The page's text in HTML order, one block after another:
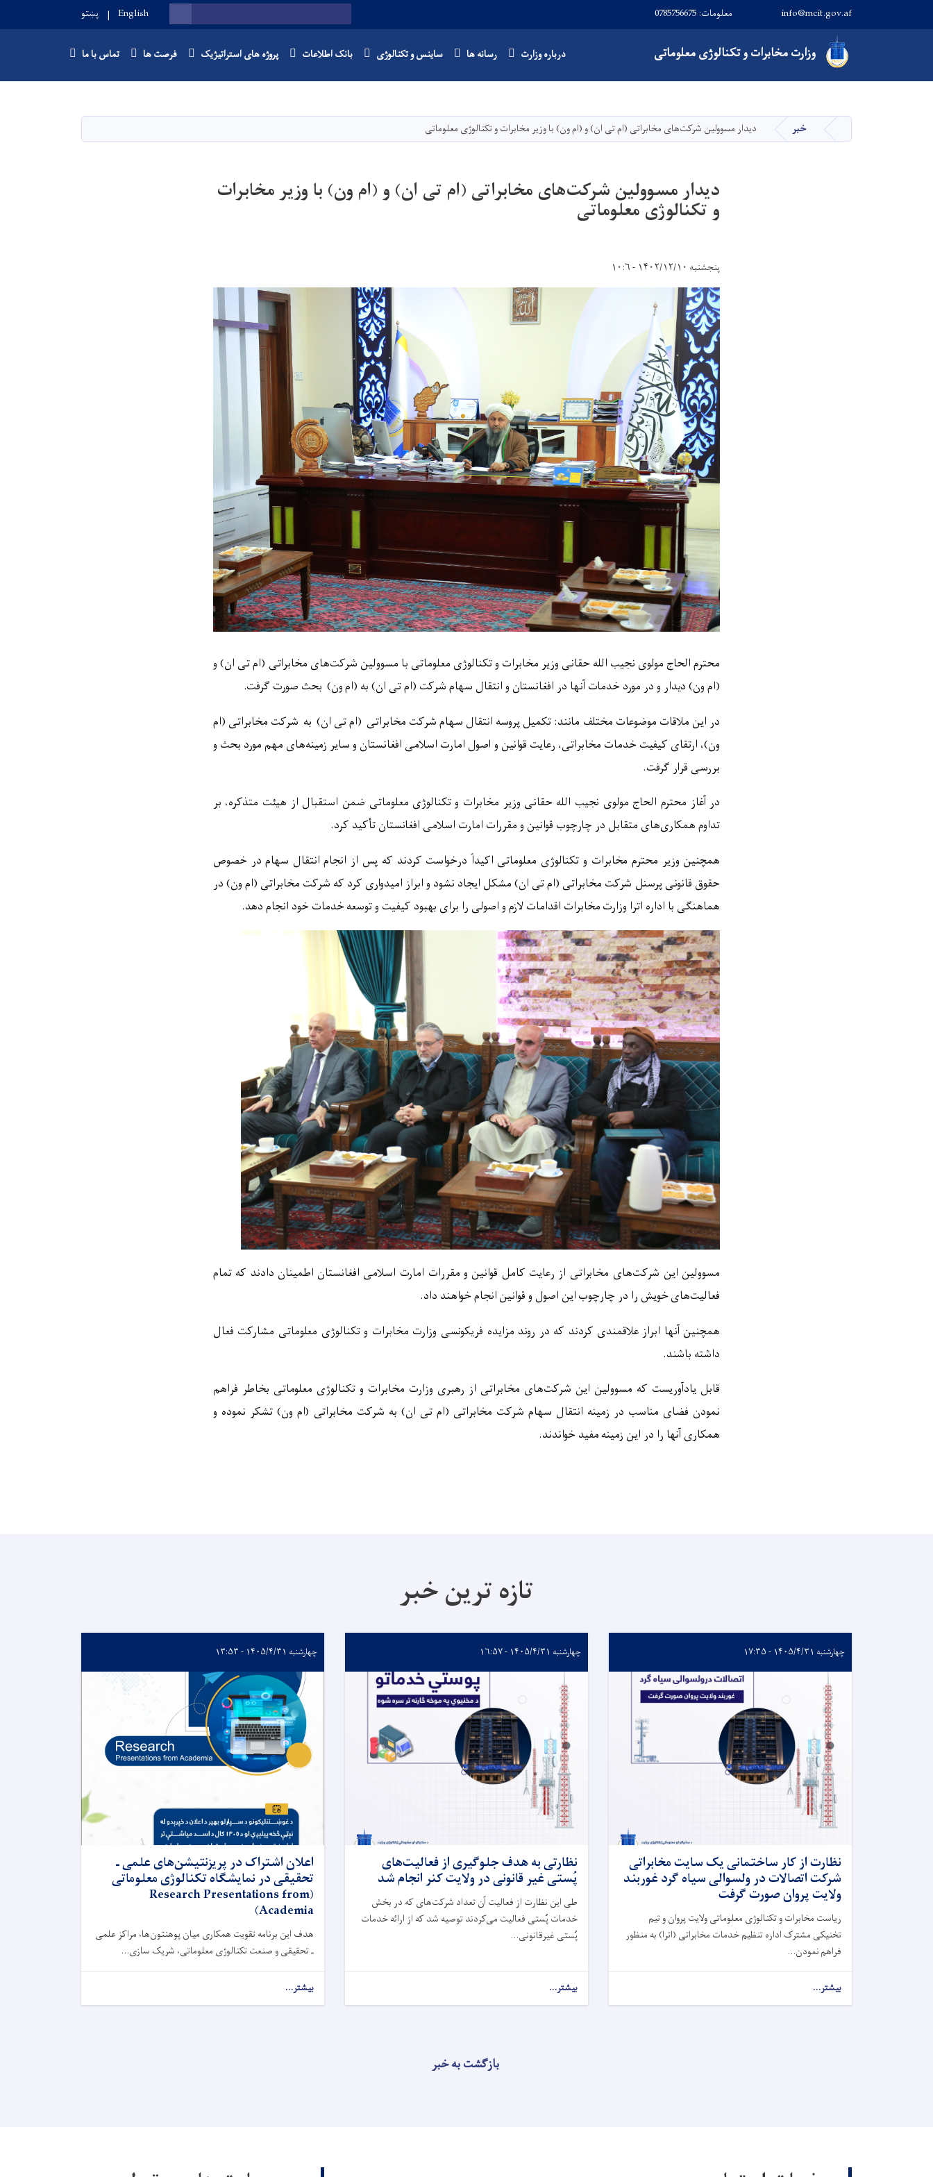
main
content
info@mcit.gov.af معلومات: 0785756675
SEARCH
English پښتو
وزارتمخابرات و تکنالوژی معلوماتیMain navigation درباره وزارت رسانه ها ساینس و تکنالوژی بانک اطلاعات پروژه های استراتیژیک فرصت ها تماس با ما
صفحه اصلی
خبر دیدار مسوولین شرکت‌های مخابراتی (ام تی ان) و (ام ون) با وزیر مخابرات و تکنالوژی معلوماتی
دیدار مسوولین شرکت‌های مخابراتی (ام تی ان) و (ام ون) با وزیر مخابرات
و تکنالوژی معلوماتی
پنجشنبه ۱۴۰۲/۱۲/۱۰ - ۱۰:۶
محترم الحاج مولوی نجیب الله حقانی وزیر مخابرات و تکنالوژی معلوماتی با مسوولین شرکتهای مخابراتی (ام تی ان)و
(ام ون)دیدار و در مورد خدمات آنها در افغانستان و انتقال سهام شرکت (ام تی ان)به (ام ون) بحث صورت گرفت.
در این ملاقات موضوعات مختلف مانند: تکمیل پروسه انتقال سهام شرکت مخابراتی (ام تی ان)به شرکت مخابراتی (ام
ون)، ارتقای کیفیت خدمات مخابراتی، رعایت قوانین و اصول امارت اسلامی افغانستان و سایر زمینههای مهم مورد بحث و
بررسی قرار گرفت.
در آغاز محترم الحاج مولوی نجیب الله حقانی وزیر مخابرات و تکنالوژی معلوماتی ضمن استقبال از هیئت متذکره، بر
تداوم همکاریهای متقابل در چارچوب قوانین و مقررات امارت اسلامی افغانستانتأکید کرد.
همچنین وزیر محترم مخابرات و تکنالوژی معلوماتی اکیداً درخواست کردند که پس از انجام انتقال سهام در خصوص
حقوق قانونی پرسنل شرکت مخابراتی (ام تی ان)مشکل ایجاد نشود و ابراز امیدواری کرد که شرکت مخابراتی (ام ون)در
هماهنگی با اداره اترا وزارت مخابرات اقدامات لازم و اصولی را برای بهبود کیفیت و توسعه خدمات خود انجام دهد.
مسوولین این شرکتهای مخابراتی از رعایت کامل قوانین و مقررات امارت اسلامی افغانستان اطمینان دادند که تمام
فعالیتهای خویش را در چارچوب این اصول و قوانین انجام خواهند داد.
همچنین آنها ابراز علاقمندی کردند که در روند مزایده فریکونسی وزارت مخابرات و تکنالوژی معلوماتی مشارکت فعال
داشته باشند.
قابل یادآوریست که مسوولین این شرکتهای مخابراتی از رهبری وزارت مخابرات و تکنالوژی معلوماتی بخاطر فراهم
نمودن فضای مناسب در زمینه انتقال سهام شرکت مخابراتی (ام تی ان) به شرکت مخابراتی (ام ون) تشکر نموده و
همکاری آنها را در این زمینه مفید خواندند.
تازه ترین خبر
چهارشنبه ۱۴۰۵/۴/۳۱ - ۱۷:۳۵
نظارت از کار ساختمانی یک سایت مخابراتی
شرکت اتصالات در ولسوالی سیاه گرد غوربند
ولایت پروان صورت گرفت
ریاست مخابرات و تکنالوژی معلوماتی ولایت پروان و تیم
تخنیکی مشترک اداره تنظیم خدمات مخابراتی (اترا) به منظور
فراهم نمودن...
بیشتر...
چهارشنبه ۱۴۰۵/۴/۳۱ - ۱۶:۵۷
نظارتی به هدف جلوگیری از فعالیت‌های
پُستی غیر قانونی در ولایت کنر انجام شد
طی این نظارت از فعالیت آن تعداد شرکت‌های که در بخش
خدمات پُستی فعالیت می‌کردند توصیه شد که از ارائه خدمات
پُستی غیرقانونی...
بیشتر...
چهارشنبه ۱۴۰۵/۴/۳۱ - ۱۳:۵۳
اعلان اشتراک در پریزنتیشن‌های علمی ـ
تحقیقی در نمایشگاه تکنالوژی معلوماتی
(Research Presentations from
Academia)
هدف این برنامه تقویت همکاری میان پوهنتون‌ها، مراکز علمی
ـ تحقیقی و صنعت تکنالوژی معلوماتی، شریک ‌سازی...
بیشتر...
بازگشت به خبر